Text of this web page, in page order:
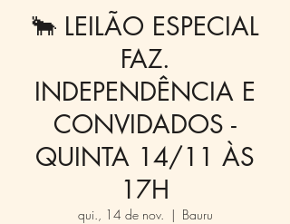
🐂 LEILÃO ESPECIAL
FAZ.
INDEPENDÊNCIA E
CONVIDADOS -
QUINTA 14/11 ÀS
17H
qui., 14 de nov.
  |
Bauru